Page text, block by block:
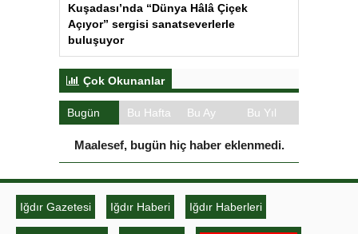
Kuşadası’nda “Dünya Hâlâ Çiçek
Açıyor” sergisi sanatseverlerle
buluşuyor
Çok Okunanlar
Bugün Bu Hafta Bu Ay Bu Yıl
Maalesef, bugün hiç haber eklenmedi.
Iğdır Gazetesi Iğdır Haberi Iğdır Haberleri